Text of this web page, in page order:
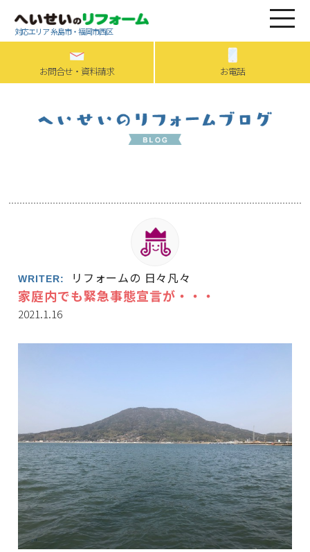
対応エリア 糸島市・福岡市西区
お問合せ・資料請求 お電話
WRITER: リフォームの 日々凡々
家庭内でも緊急事態宣言が・・・
2021.1.16